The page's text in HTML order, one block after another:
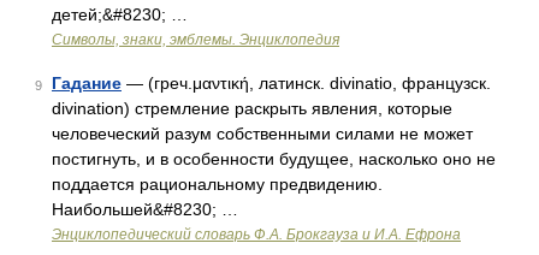
детей;&#8230; …
Символы, знаки, эмблемы. Энциклопедия
9 Гадание — (греч.μαντική, латинск. divinatio, французск.
divination) стремление раскрыть явления, которые
человеческий разум собственными силами не может
постигнуть, и в особенности будущее, насколько оно не
поддается рациональному предвидению.
Наибольшей&#8230; …
Энциклопедический словарь Ф.А. Брокгауза и И.А. Ефрона